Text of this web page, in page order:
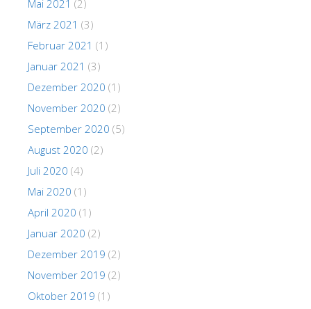
Mai 2021 (2)
März 2021 (3)
Februar 2021 (1)
Januar 2021 (3)
Dezember 2020 (1)
November 2020 (2)
September 2020 (5)
August 2020 (2)
Juli 2020 (4)
Mai 2020 (1)
April 2020 (1)
Januar 2020 (2)
Dezember 2019 (2)
November 2019 (2)
Oktober 2019 (1)